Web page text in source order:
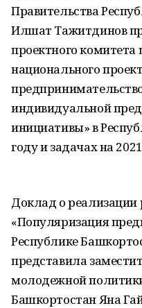
Правительства
Илшат Тажитдинов
проектного комитета
национального
индивидуальной
инициативы» в
году и задачах на
Доклад о реализации
«Популяризация
Республике
представила
молодежной
Башкортостан Яна